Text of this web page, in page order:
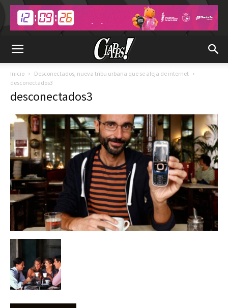
Inicio
Desconectados, nueva tribu urbana que se aleja de internet
desconectados3
desconectados3